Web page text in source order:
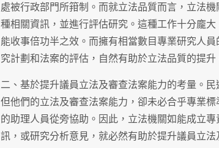
處被行政部門所箝制。而就立法品質而言，立法
種相關資訊，並進行評估研究。這種工作十分龐
能收事倍功半之效。而擁有相當數目專業研究人
究計劃和法案的評估，自然有助於立法品質的提升
二、基於提升議員立法及審查法案能力的考量。
但他們的立法及審查法案能力，卻未必合乎專業
的助理人員從旁協助。因此，立法機關如能成立
訊，或研究分析意見，就必然有助於提升議員立法